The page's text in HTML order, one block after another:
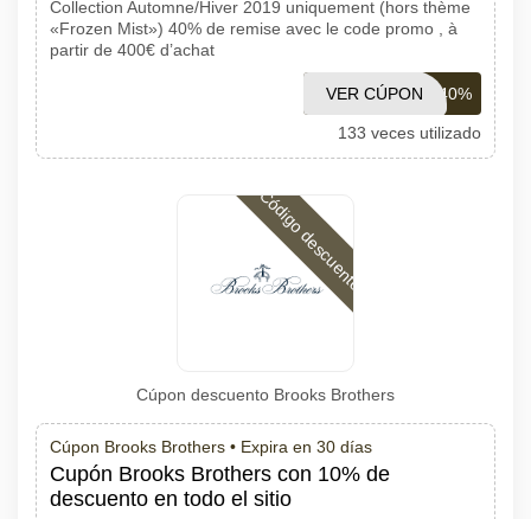
Collection Automne/Hiver 2019 uniquement (hors thème
«Frozen Mist») 40% de remise avec le code promo , à
partir de 400€ d’achat
111140%
VER CÚPON
133 veces utilizado
Código descuento
Cúpon descuento Brooks Brothers
Cúpon Brooks Brothers • Expira en 30 días
Cupón Brooks Brothers con 10% de
descuento en todo el sitio